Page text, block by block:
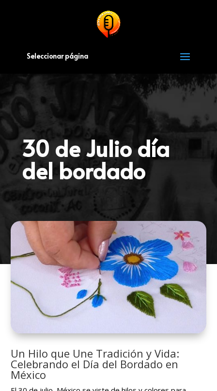
Seleccionar página
30 de Julio día
del bordado
Un Hilo que Une Tradición y Vida:
Celebrando el Día del Bordado en
México